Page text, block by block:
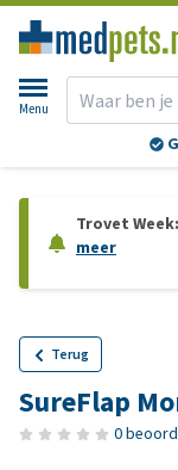
Menu
Trovet
meer
Terug
SureFlap
0